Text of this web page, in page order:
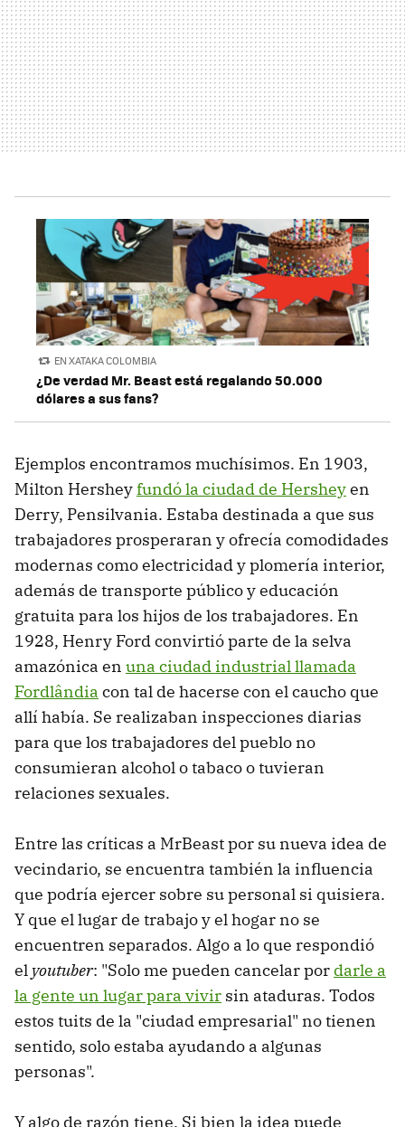
EN XATAKA COLOMBIA
¿De verdad Mr. Beast está regalando 50.000
dólares a sus fans?
Ejemplos encontramos muchísimos. En 1903,
Milton Hersheyfundó la ciudad de Hersheyen
Derry, Pensilvania. Estaba destinada a que sus
trabajadores prosperaran y ofrecía comodidades
modernas como electricidad y plomería interior,
además de transporte público y educación
gratuita para los hijos de los trabajadores. En
1928, Henry Ford convirtió parte de la selva
amazónica en una ciudad industrial llamada
Fordlândia con tal de hacerse con el caucho que
allí había. Se realizaban inspecciones diarias
para que los trabajadores del pueblo no
consumieran alcohol o tabaco o tuvieran
relaciones sexuales.
Entre las críticas a MrBeast por su nueva idea de
vecindario, se encuentra también la influencia
que podría ejercer sobre su personal si quisiera.
Y que el lugar de trabajo y el hogar no se
encuentren separados. Algo a lo que respondió
el youtuber: "Solo me pueden cancelar por darle a
la gente un lugar para vivir sin ataduras. Todos
estos tuits de la "ciudad empresarial" no tienen
sentido, solo estaba ayudando a algunas
personas".
Y algo de razón tiene. Si bien la idea puede